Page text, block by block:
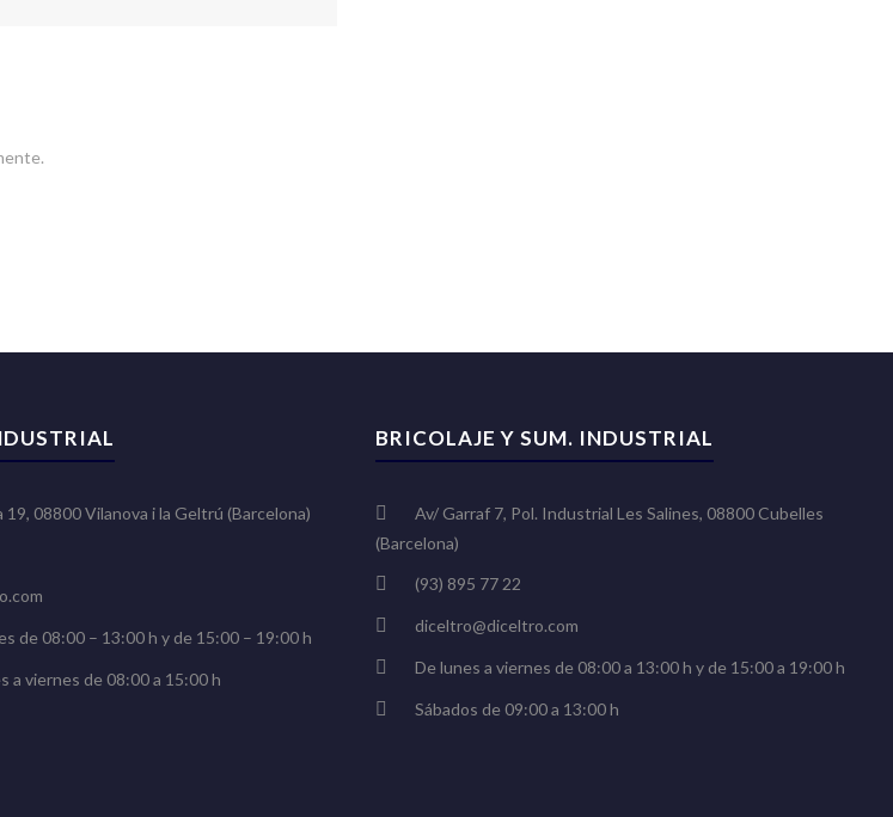
19, 08800 Vilanova i la Geltrú (Barcelona)
de 08:00 – 13:00 h y de 15:00 – 19:00 h
a viernes de 08:00 a 15:00 h
BRICOLAJE Y SUM. INDUSTRIAL
Av/ Garraf 7, Pol. Industrial Les Salines, 08800 Cubelles
(Barcelona)
(93) 895 77 22
diceltro@diceltro.com
De lunes a viernes de 08:00 a 13:00 h y de 15:00 a 19:00 h
Sábados de 09:00 a 13:00 h